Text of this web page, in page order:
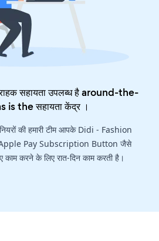
सहायता उपलब्ध है around-the-
is theसहायता केंद्र।
की हमारी टीम आपके Didi - Fashion
Pay Subscription Button जैसे
करने के लिए रात-दिन काम करती है।